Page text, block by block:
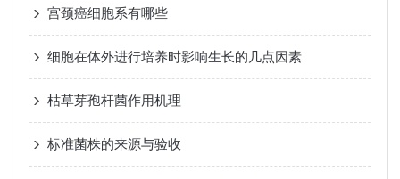
宫颈癌细胞系有哪些
细胞在体外进行培养时影响生长的几点因素
枯草芽孢杆菌作用机理
标准菌株的来源与验收